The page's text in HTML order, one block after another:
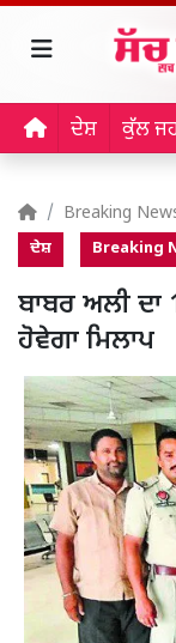
ਦੇਸ਼ ਕੁੱਲ
Breaking
ਦੇਸ਼ Breaking
ਬਾਬਰ ਅਲੀ
ਹੋਵੇਗਾ ਮਿਲਾਪ